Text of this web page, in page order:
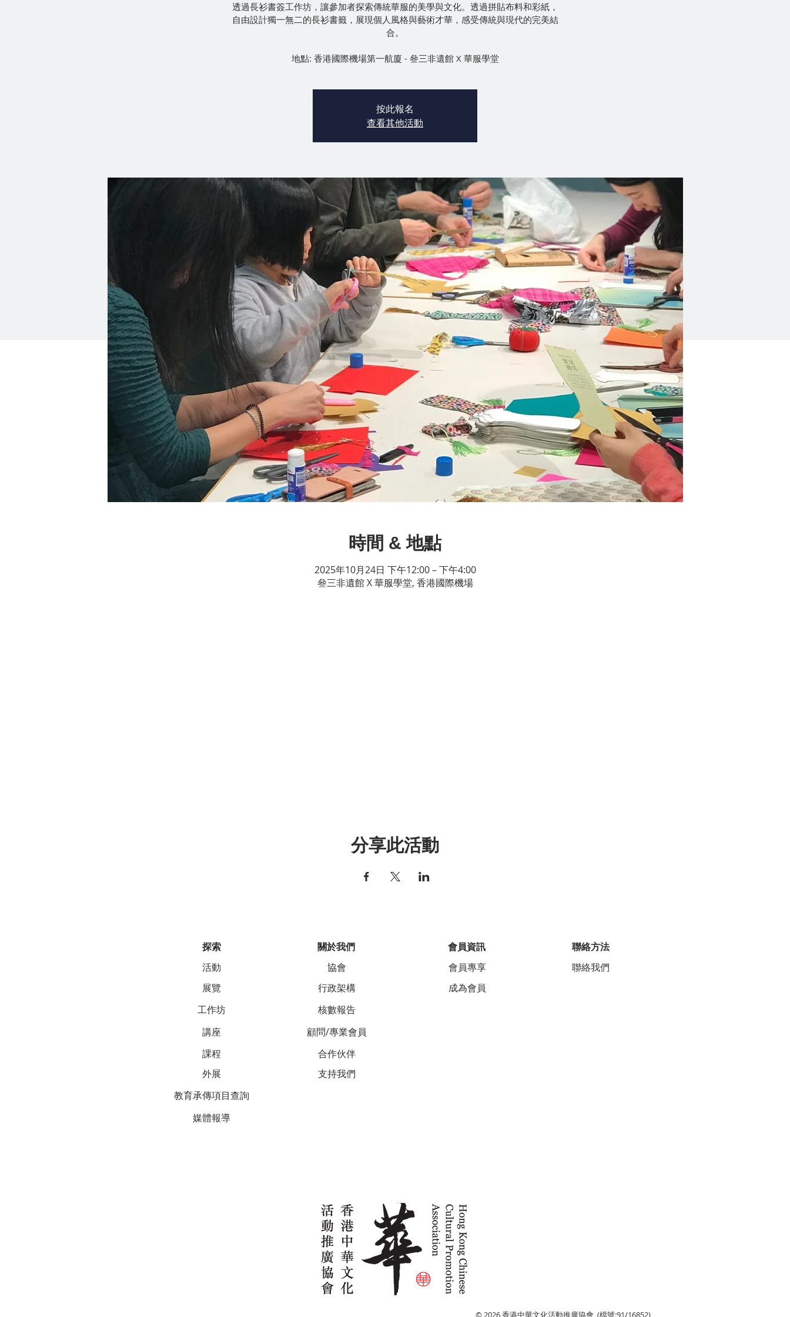
透過長衫書簽工作坊，讓參加者探索傳統華服的美學與文化。透過拼貼布料和彩紙，
自由設計獨一無二的長衫書籤，展現個人風格與藝術才華，感受傳統與現代的完美結
合。
地點: 香港國際機場第一航廈 - 叄三非遺館 X 華服學堂
按此報名
查看其他活動
時間 & 地點
2025年10月24日 下午12:00 – 下午4:00
叄三非遺館 X 華服學堂, 香港國際機場
分享此活動
探索
活動
展覽
工作坊
講座
課程
外展
關於我們
協會
行政架構
核數報告
顧問/專業會員
合作伙伴
支持我們
會員資訊
會員專享
成為會員
聯絡方法
聯絡我們
教育承傳項目查詢
媒體報導
© 2026 香港中華文化活動推廣協會 (檔號:91/16852)